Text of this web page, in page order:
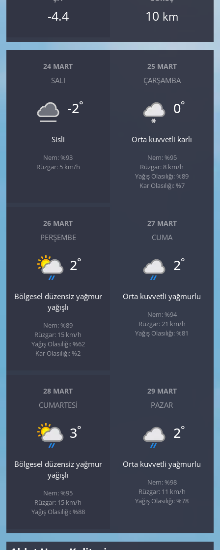
-4.4 10 km
24 MART
SALI
-2°
Sisli
Nem: %93
Rüzgar: 5 km/h
25 MART
ÇARŞAMBA
0°
Orta kuvvetli karlı
Nem: %95
Rüzgar: 8 km/h
Yağış Olasılığı: %89
Kar Olasılığı: %7
26 MART
PERŞEMBE
2°
Bölgesel düzensiz yağmur
yağışlı
Nem: %89
Rüzgar: 15 km/h
Yağış Olasılığı: %62
Kar Olasılığı: %2
27 MART
CUMA
2°
Orta kuvvetli yağmurlu
Nem: %94
Rüzgar: 21 km/h
Yağış Olasılığı: %81
28 MART
CUMARTESI
3°
Bölgesel düzensiz yağmur
yağışlı
Nem: %95
Rüzgar: 15 km/h
Yağış Olasılığı: %88
29 MART
PAZAR
2°
Orta kuvvetli yağmurlu
Nem: %98
Rüzgar: 11 km/h
Yağış Olasılığı: %78